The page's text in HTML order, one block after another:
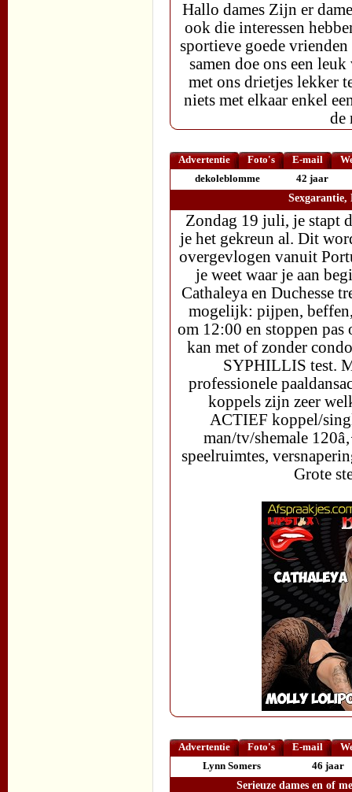
Hallo dames Zijn er
ook die interessen
sportieve goede
samen doe ons een
met ons drietjes lekker
niets met elkaar enkel
Advertentie Foto's E-mail
dekoleblomme
42 jaar
Sexgarantie,
Zondag 19 juli, je stapt
je het gekreun al. Dit
overgevlogen vanuit
je weet waar je aan
Cathaleya en Duchesse
mogelijk: pijpen,
om 12:00 en stoppen pas
kan met of zonder
SYPHILLIS test.
professionele
koppels zijn zeer
ACTIEF koppel/
man/tv/shemale
speelruimtes,
Grote
Advertentie Foto's E-mail
Lynn Somers
46 jaar
Serieuze dames en of